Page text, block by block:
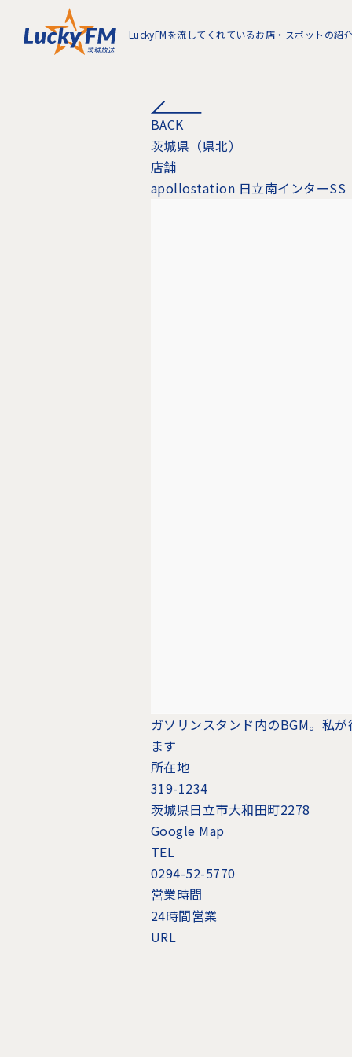
LuckyFMを流してくれているお店・スポットの紹
BACK
茨城県（県北）
店舗
apollostation 日立南インターSS
ガソリンスタンド内のBGM。私
ます
所在地
319-1234
茨城県日立市大和田町2278
Google Map
TEL
0294-52-5770
営業時間
24時間営業
URL